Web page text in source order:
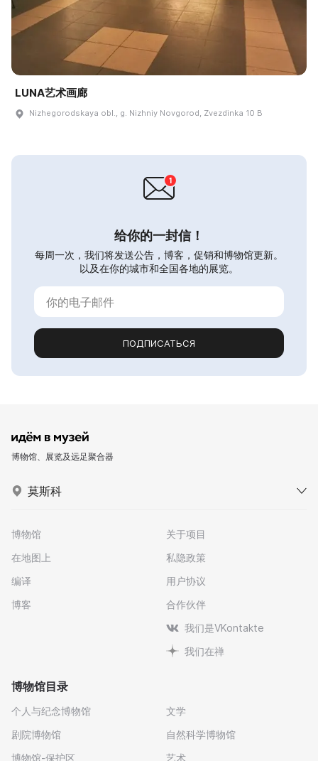
LUNA艺术画廊
Nizhegorodskaya obl., g. Nizhniy Novgorod, Zvezdinka 10 B
给你的一封信！
每周一次，我们将发送公告，博客，促销和博物馆更新。
以及在你的城市和全国各地的展览。
ПОДПИСАТЬСЯ
博物馆、展览及远足聚合器
莫斯科
博物馆
在地图上
编译
博客
关于项目
私隐政策
用户协议
合作伙伴
我们是VKontakte
我们在禅
博物馆目录
个人与纪念博物馆
剧院博物馆
博物馆-保护区
文学
自然科学博物馆
艺术